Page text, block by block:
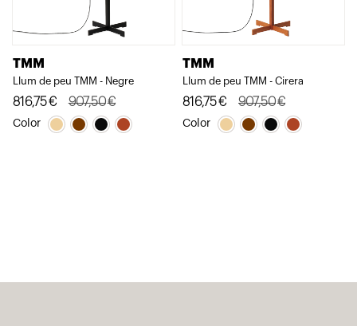
TMM
Llum de peu TMM - Negre
907,50€
El
preu
816,75€
El
preu
Color
TMM
Llum de peu TMM - Cirera
907,50€
El
preu
816,75€
El
preu
Color